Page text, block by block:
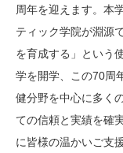
周年を迎えます。本
ティック学院が淵源
を育成する」という
学を開学、この70周
健分野を中心に多く
ての信頼と実績を確
に皆様の温かいご支